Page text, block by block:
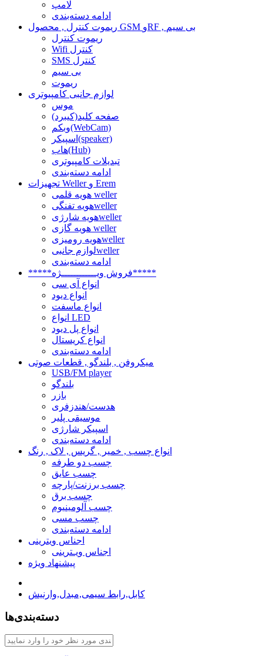
لامپ
ادامه دسته‌بندی
ریموت کنترل , محصول GSM وRF , بی سیم
ریموت کنترل
Wifi کنترل
SMS کنترل
بی سیم
ریموت
لوازم جانبی کامپیوتری
موس
صفحه کلید(کیبرد)
وبکم(WebCam)
اسپیکر(speaker)
هاب(Hub)
تبدیلات کامپیوتری
ادامه دسته‌بندی
تجهیزات Weller و Erem
هویه قلمی weller
هویه تفنگیweller
هویه شارژیweller
هویه گازی weller
هویه رومیزیweller
لوازم جانبیweller
ادامه دسته‌بندی
*****فروش ویــــــــــــژه*****
انواع آی سی
انواع دیود
انواع ماسفت
انواع LED
انواع پل دیود
انواع کریستال
ادامه دسته‌بندی
میکروفن , بلندگو , قطعات صوتی
USB/FM player
بلندگو
بازر
هدست/هندزفری
موسیقی پلیر
اسپیکر شارژی
ادامه دسته‌بندی
انواع چسب , خمیر , گریس , لاک , رنگ
چسب دو طرفه
چسب عایق
چسب برزنت/پارچه
چسب برق
چسب آلومینیوم
چسب مسی
ادامه دسته‌بندی
اجناس ویترینی
اجناس ویـترینی
پیشنهاد ویژه
کابل,رابط سیمی,مبدل,وارنیش
دسته‌بندی‌ها